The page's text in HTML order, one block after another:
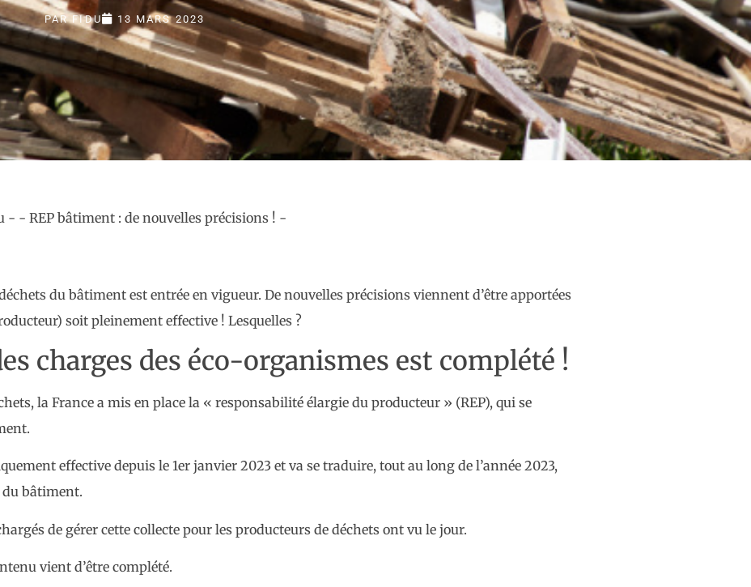
PARFIDU 13 MARS 2023
du bâtiment est entrée en vigueur. De nouvelles précisions viennent d’être apportées
soit pleinement effective ! Lesquelles ?
charges des éco-organismes est complété !
la France a mis en place la « responsabilité élargie du producteur » (REP), qui se
effective depuis le 1er janvier 2023 et va se traduire, tout au long de l’année 2023,
du bâtiment.
de gérer cette collecte pour les producteurs de déchets ont vu le jour.
vient d’être complété.